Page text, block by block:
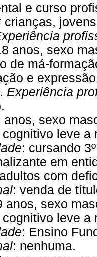
e curso
crianças,
anos, sexo
de má-
e
Experiência
anos, sexo
leve a
: cursando
em
com
: venda de
anos, sexo
leve a
: Ensino
: nenhuma.